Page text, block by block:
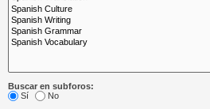
Buscar en subforos:
Sí
No